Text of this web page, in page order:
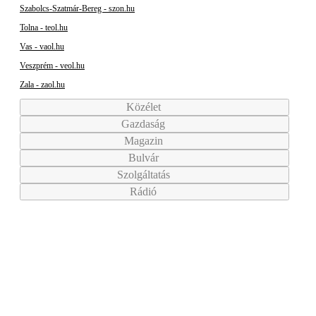
Szabolcs-Szatmár-Bereg - szon.hu
Tolna - teol.hu
Vas - vaol.hu
Veszprém - veol.hu
Zala - zaol.hu
Közélet
Gazdaság
Magazin
Bulvár
Szolgáltatás
Rádió